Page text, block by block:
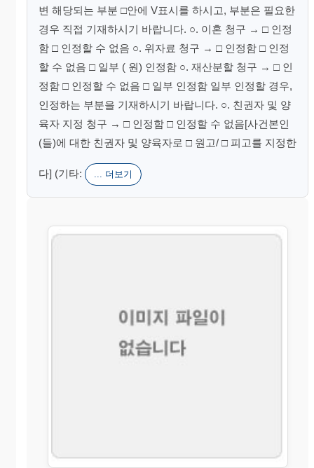
변 해당되는 부분 □안에 V표시를 하시고, 부분은 필요한
경우 직접 기재하시기 바랍니다. ○. 이혼 청구 → □ 인정
함 □ 인정할 수 없음 ○. 위자료 청구 → □ 인정함 □ 인정
할 수 없음 □ 일부 ( 원) 인정함 ○. 재산분할 청구 → □ 인
정함 □ 인정할 수 없음 □ 일부 인정함 일부 인정할 경우,
인정하는 부분을 기재하시기 바랍니다. ○. 친권자 및 양
육자 지정 청구 → □ 인정함 □ 인정할 수 없음[사건본인
(들)에 대한 친권자 및 양육자로 □ 원고/ □ 피고를 지정한
다] (기타: ... 더보기